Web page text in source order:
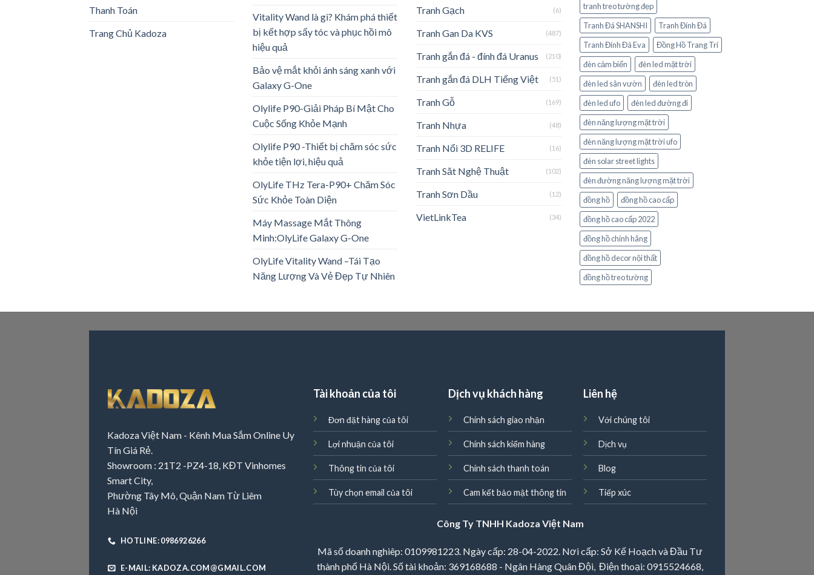
Thanh Toán
Trang Chủ Kadoza
Vitality Wand là gì? Khám phá thiết
bị kết hợp sấy tóc và phục hồi mô
hiệu quả
Bảo vệ mắt khỏi ánh sáng xanh với
Galaxy G-One
Olylife P90-Giải Pháp Bí Mật Cho
Cuộc Sống Khỏe Mạnh
Olylife P90 -Thiết bị chăm sóc sức
khỏe tiện lợi, hiệu quả
OlyLife THz Tera-P90+ Chăm Sóc
Sức Khỏe Toàn Diện
Máy Massage Mắt Thông
Minh:OlyLife Galaxy G-One
OlyLife Vitality Wand –Tái Tạo
Năng Lượng Và Vẻ Đẹp Tự Nhiên
Tranh Gạch (6)
Tranh Gan Da KVS (487)
Tranh gắn đá - đính đá Uranus (210)
Tranh gắn đá DLH Tiếng Việt (51)
Tranh Gỗ (169)
Tranh Nhựa (48)
Tranh Nổi 3D RELIFE (16)
Tranh Săt Nghệ Thuật (102)
Tranh Sơn Dầu (12)
VietLinkTea (34)
tranh treo tường đẹp
Tranh Đá SHANSHI
Tranh Đính Đá
Tranh Đính Đá Eva
Đồng Hồ Trang Trí
đèn cảm biến
đèn led mặt trời
đèn led sân vườn
đèn led tròn
đèn led ufo
đèn led đường đi
đèn năng lượng mặt trời
đèn năng lượng mặt trời ufo
đèn solar street lights
đèn đường năng lượng mặt trời
đồng hồ
đồng hồ cao cấp
đồng hồ cao cấp 2022
đồng hồ chính hãng
đồng hồ decor nội thất
đồng hồ treo tường
Kadoza Việt Nam - Kênh Mua Sắm Online Uy
Tín Giá Rẻ.
Showroom : 21T2 -PZ4-18, KĐT Vinhomes
Smart City,
Phường Tây Mô, Quận Nam Từ Liêm
Hà Nội
HOTLINE: 0986926266
E-MAIL: KADOZA.COM@GMAIL.COM
Tài khoản của tôi
Đơn đặt hàng của tôi
Lợi nhuận của tôi
Thông tin của tôi
Tùy chọn email của tôi
Dịch vụ khách hàng
Chính sách giao nhận
Chính sách kiểm hàng
Chính sách thanh toán
Cam kết bảo mật thông tin
Liên hệ
Với chúng tôi
Dịch vụ
Blog
Tiếp xúc
Công Ty TNHH Kadoza Việt Nam
Mã số doanh nghiêp: 0109981223. Ngày cấp: 28-04-2022. Nơi cấp: Sở Kế Hoạch và Đầu Tư
thành phố Hà Nội. Số tài khoản: 369168688 - Ngân Hàng Quân Đội, Điện thoại: 0915524668,